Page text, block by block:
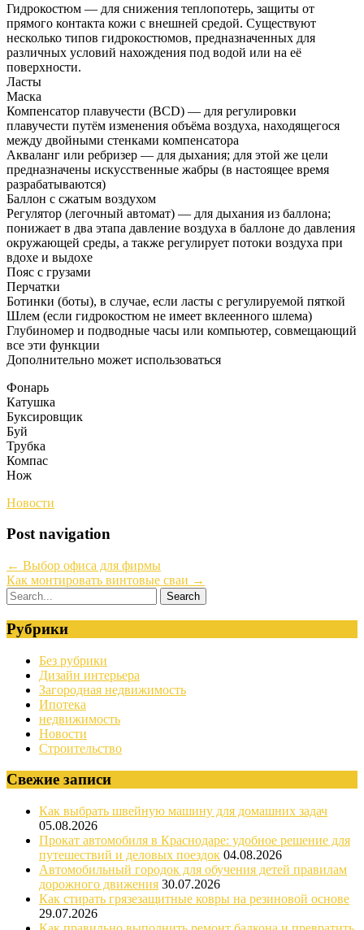
Гидрокостюм — для снижения теплопотерь, защиты от
прямого контакта кожи с внешней средой. Существуют
несколько типов гидрокостюмов, предназначенных для
различных условий нахождения под водой или на её
поверхности.
Ласты
Маска
Компенсатор плавучести (BCD) — для регулировки
плавучести путём изменения объёма воздуха, находящегося
между двойными стенками компенсатора
Акваланг или ребризер — для дыхания; для этой же цели
предназначены искусственные жабры (в настоящее время
разрабатываются)
Баллон с сжатым воздухом
Регулятор (легочный автомат) — для дыхания из баллона;
понижает в два этапа давление воздуха в баллоне до давления
окружающей среды, а также регулирует потоки воздуха при
вдохе и выдохе
Пояс с грузами
Перчатки
Ботинки (боты), в случае, если ласты с регулируемой пяткой
Шлем (если гидрокостюм не имеет вклеенного шлема)
Глубиномер и подводные часы или компьютер, совмещающий
все эти функции
Дополнительно может использоваться
Фонарь
Катушка
Буксировщик
Буй
Трубка
Компас
Нож
Новости
Post navigation
← Выбор офиса для фирмы
Как монтировать винтовые сваи →
Рубрики
Без рубрики
Дизайн интерьера
Загородная недвижимость
Ипотека
недвижимость
Новости
Строительство
Свежие записи
Как выбрать швейную машину для домашних задач
05.08.2026
Прокат автомобиля в Краснодаре: удобное решение для
путешествий и деловых поездок 04.08.2026
Автомобильный городок для обучения детей правилам
дорожного движения 30.07.2026
Как стирать грязезащитные ковры на резиновой основе
29.07.2026